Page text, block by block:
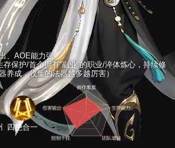
、AOE能力强
存保护/首个拥有“副业”的职业/淬体炼心，持续修
养成，收集的法器越多越厉害）
四绝合一
职业
，超高爆发伤害，超强对决能力
远程操纵
力。
输出
时攻击对方本体与全体幻
存能力
业护盾
出能力
职业
，召唤亡灵助阵
唤高星副宠
存能力
、AOE能力强
存保护/首个拥有“副业”的职业/淬体炼心，持续修
养成，收集的法器越多越厉害）
四绝合一
职业
，超高爆发伤害，超强对决能力
远程操纵
力。
输出
时攻击对方本体与全体幻
存能力
业护盾
出能力
职业
，召唤亡灵助阵
唤高星副宠
存能力
、AOE能力强
存保护/首个拥有“副业”的职业/淬体炼心，持续修
养成，收集的法器越多越厉害）
四绝合一
职业
，超高爆发伤害，超强对决能力
远程操纵
力。
输出
时攻击对方本体与全体幻
存能力
业护盾
出能力
职业
，召唤亡灵助阵
唤高星副宠
存能力